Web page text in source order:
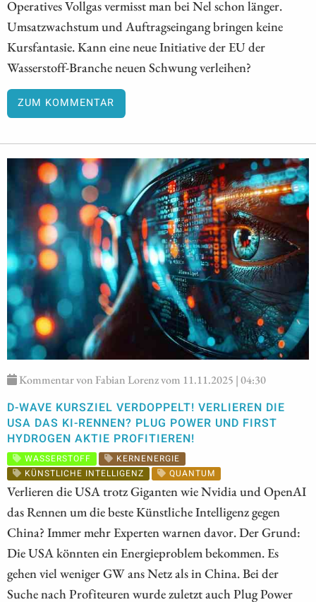
Operatives Vollgas vermisst man bei Nel schon länger.
Umsatzwachstum und Auftragseingang bringen keine
Kursfantasie. Kann eine neue Initiative der EU der
Wasserstoff-Branche neuen Schwung verleihen?
ZUM KOMMENTAR
Kommentar von Fabian Lorenz vom 11.11.2025 | 04:30
D-WAVE KURSZIEL VERDOPPELT! VERLIEREN DIE
USA DAS KI-RENNEN? PLUG POWER UND FIRST
HYDROGEN AKTIE PROFITIEREN!
WASSERSTOFF
KERNENERGIE
KÜNSTLICHE INTELLIGENZ
QUANTUM
Verlieren die USA trotz Giganten wie Nvidia und OpenAI
das Rennen um die beste Künstliche Intelligenz gegen
China? Immer mehr Experten warnen davor. Der Grund:
Die USA könnten ein Energieproblem bekommen. Es
gehen viel weniger GW ans Netz als in China. Bei der
Suche nach Profiteuren wurde zuletzt auch Plug Power